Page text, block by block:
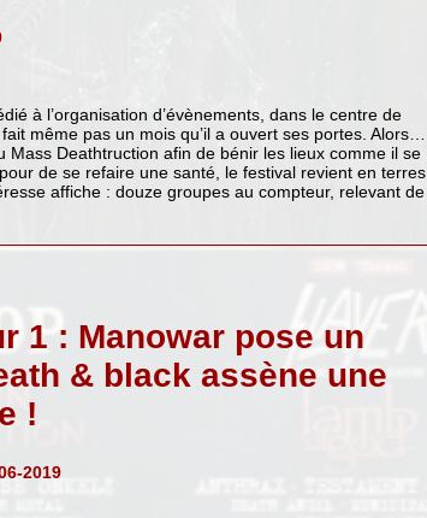
à l’organisation d’évènements, dans le centre de
même pas un mois qu’il a ouvert ses portes. Alors…
Mass Deathtruction afin de bénir les lieux comme il se
de se refaire une santé, le festival revient en terres
affiche : douze groupes au compteur, relevant de
1 : Manowar pose un
& black assène une
!
2019